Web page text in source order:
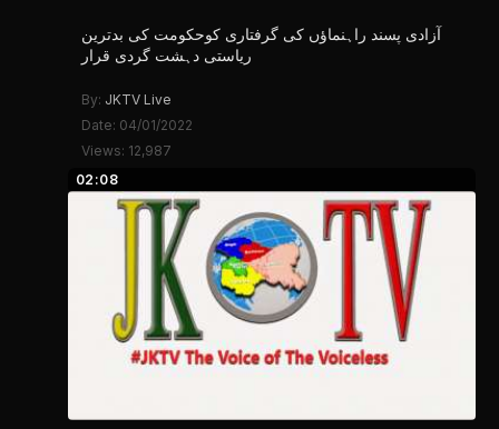
آزادی پسند راہنماؤں کی گرفتاری کوحکومت کی بدترین
ریاستی دہشت گردی قرار
By: JKTV Live
Date: 04/01/2022
Views: 12,987
02:08